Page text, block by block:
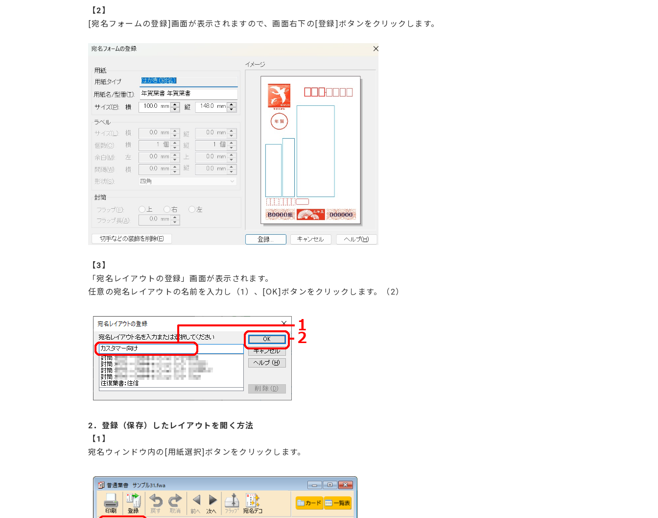
【2】
[宛名フォームの登録]画面が表示されますので、画面右下の[登録]ボタンをクリックします。
【3】
「宛名レイアウトの登録」画面が表示されます。
任意の宛名レイアウトの名前を入力し（1）、[OK]ボタンをクリックします。（2）
2．登録（保存）したレイアウトを開く方法
【1】
宛名ウィンドウ内の[用紙選択]ボタンをクリックします。